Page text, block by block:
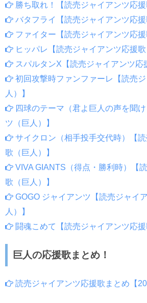
勝ち取れ！【読売ジャイアンツ応援
バタフライ【読売ジャイアンツ応援
ファイター【読売ジャイアンツ応援
ヒッパレ【読売ジャイアンツ応援歌
スパルタンX【読売ジャイアンツ応
初回攻撃時ファンファーレ【読売
人）】
四球のテーマ（君よ巨人の声を聞
ツ（巨人）】
サイクロン（相手投手交代時）【
歌（巨人）】
VIVA GIANTS（得点・勝利時）【
歌（巨人）】
GOGO ジャイアンツ【読売ジャイ
人）】
闘魂こめて【読売ジャイアンツ応援
巨人の応援歌まとめ！
読売ジャイアンツ応援歌まとめ【